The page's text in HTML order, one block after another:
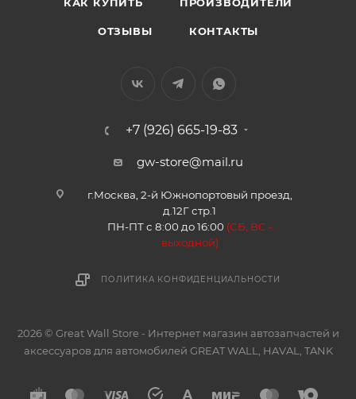
ОТЗЫВЫ КОНТАКТЫ
+7 (926) 665-19-83
gw-store@mail.ru
г.Москва, 2-й Южнопортовый проезд,
д.12Г стр.1
ПН-ПТ с 8:00 до 16:00 (СБ, ВС -
выходной)
ПОЛИТИКА КОНФИДЕНЦИАЛЬНОСТИ
2026 © Great Wall Store - Интернет магазин автозапчастей и
аксессуаров для автомобилей GREAT WALL, HAVAL, TANK